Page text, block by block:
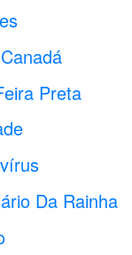
Preta
Da Rainha